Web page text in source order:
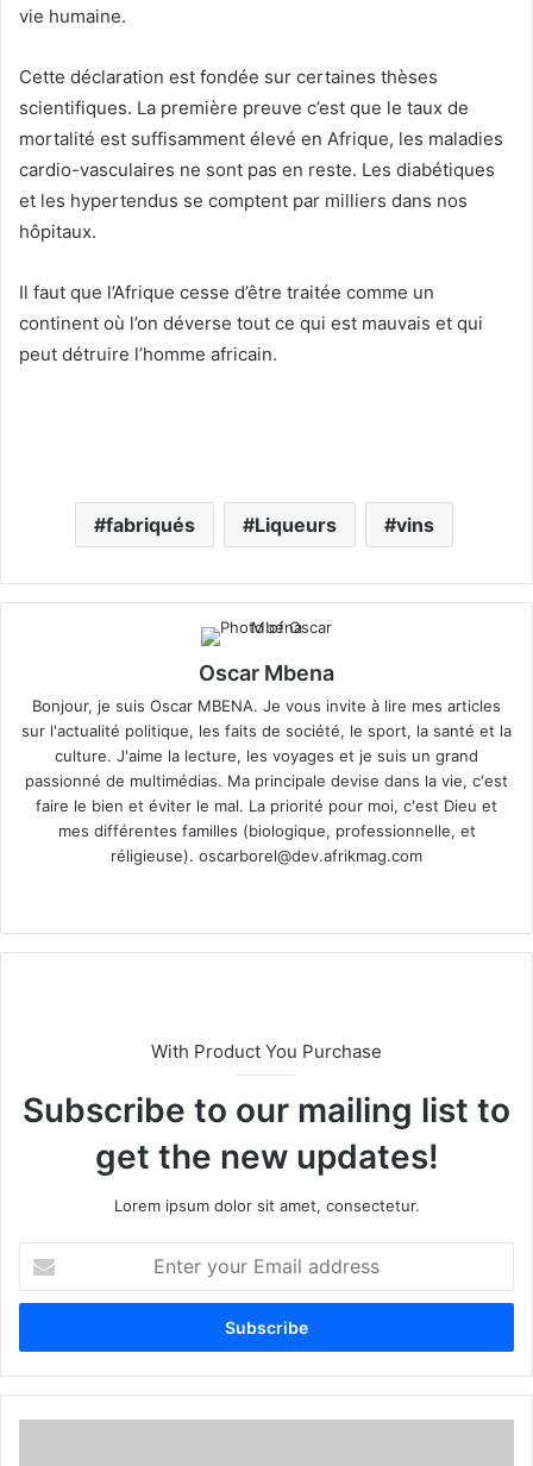
vie humaine.
Cette déclaration est fondée sur certaines thèses
scientifiques. La première preuve c’est que le taux de
mortalité est suffisamment élevé en Afrique, les maladies
cardio-vasculaires ne sont pas en reste. Les diabétiques
et les hypertendus se comptent par milliers dans nos
hôpitaux.
Il faut que l’Afrique cesse d’être traitée comme un
continent où l’on déverse tout ce qui est mauvais et qui
peut détruire l’homme africain.
fabriqués Liqueurs vins
Oscar Mbena
Bonjour, je suis Oscar MBENA. Je vous invite à lire mes articles
sur l'actualité politique, les faits de société, le sport, la santé et la
culture. J'aime la lecture, les voyages et je suis un grand
passionné de multimédias. Ma principale devise dans la vie, c'est
faire le bien et éviter le mal. La priorité pour moi, c'est Dieu et
mes différentes familles (biologique, professionnelle, et
réligieuse). oscarborel@dev.afrikmag.com
te
With Product You Purchase
Subscribe to our mailing list to
get the new updates!
Lorem ipsum dolor sit amet, consectetur.
t
r
y